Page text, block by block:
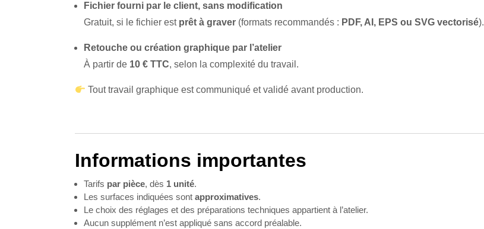
Fichier fourni par le client, sans modification
Gratuit, si le fichier est prêt à graver (formats recommandés : PDF, AI, EPS ou SVG vectorisé).
Retouche ou création graphique par l’atelier
À partir de 10 € TTC, selon la complexité du travail.
Tout travail graphique est communiqué et validé avant production.
Informations importantes
Tarifs par pièce, dès 1 unité.
Les surfaces indiquées sont approximatives.
Le choix des réglages et des préparations techniques appartient à l’atelier.
Aucun supplément n’est appliqué sans accord préalable.